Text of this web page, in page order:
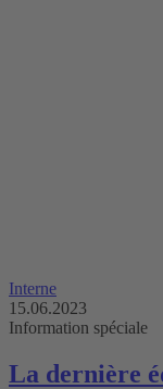
Interne
15.06.2023
Information spéciale
La dernière